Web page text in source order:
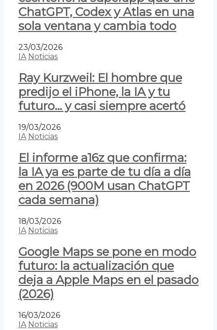
ChatGPT, Codex y Atlas en una
sola ventana y cambia todo
23/03/2026
IA Noticias
Ray Kurzweil: El hombre que
predijo el iPhone, la IA y tu
futuro… y casi siempre acertó
19/03/2026
IA Noticias
El informe a16z que confirma:
la IA ya es parte de tu día a día
en 2026 (900M usan ChatGPT
cada semana)
18/03/2026
IA Noticias
Google Maps se pone en modo
futuro: la actualización que
deja a Apple Maps en el pasado
(2026)
16/03/2026
IA Noticias